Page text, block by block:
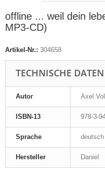
offline ... weil dein
MP3-CD)
Artikel-Nr.: 304658
TECHNISCHE DATEN
Autor Axel
ISBN-13 978-3-
Sprache deutsch
Hersteller Daniel